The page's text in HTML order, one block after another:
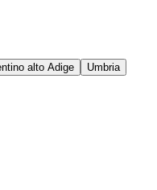
alto Adige
Umbria